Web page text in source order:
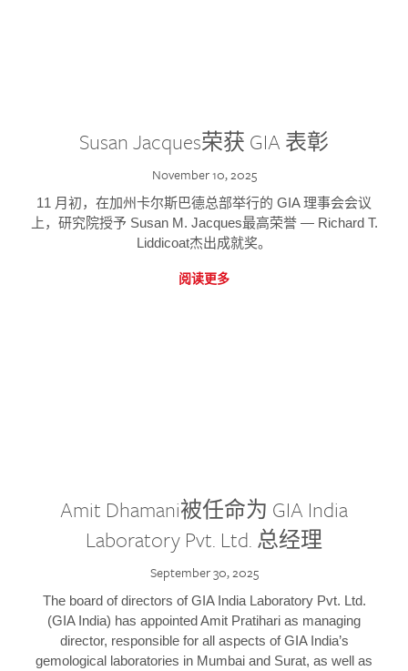
Susan Jacques荣获 GIA 表彰
November 10, 2025
11 月初，在加州卡尔斯巴德总部举行的 GIA 理事会会议
上，研究院授予 Susan M. Jacques最高荣誉 — Richard T.
Liddicoat杰出成就奖。
阅读更多
Amit Dhamani被任命为 GIA India
Laboratory Pvt. Ltd. 总经理
September 30, 2025
The board of directors of GIA India Laboratory Pvt. Ltd.
(GIA India) has appointed Amit Pratihari as managing
director, responsible for all aspects of GIA India’s
gemological laboratories in Mumbai and Surat, as well as